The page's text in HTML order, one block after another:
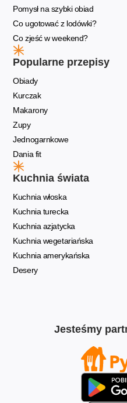
Pomysł na szybki obiad
Co ugotować z lodówki?
Co zjeść w weekend?
Popularne przepisy
Obiady
Kurczak
Makarony
Zupy
Jednogarnkowe
Dania fit
Kuchnia świata
Kuchnia włoska
Kuchnia turecka
Kuchnia azjatycka
Kuchnia wegetariańska
Kuchnia amerykańska
Desery
Jesteśmy